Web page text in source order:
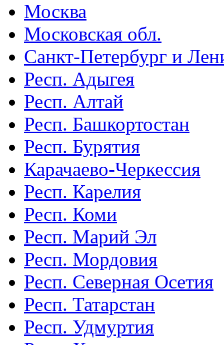
Москва
Московская обл.
Санкт-Петербург и
Респ. Адыгея
Респ. Алтай
Респ. Башкортостан
Респ. Бурятия
Карачаево-Черкессия
Респ. Карелия
Респ. Коми
Респ. Марий Эл
Респ. Мордовия
Респ. Северная Осетия
Респ. Татарстан
Респ. Удмуртия